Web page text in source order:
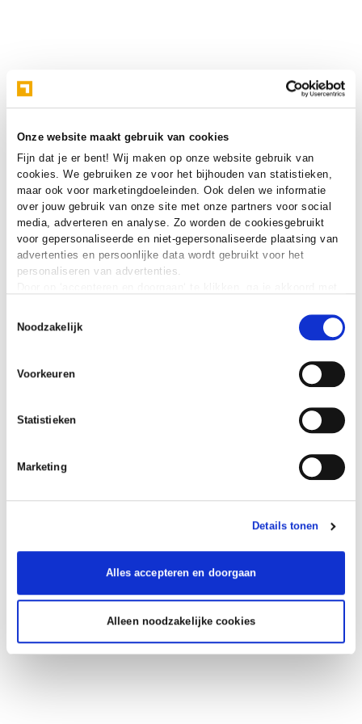
Onze website maakt gebruik van cookies
Fijn dat je er bent! Wij maken op onze website gebruik van
cookies. We gebruiken ze voor het bijhouden van statistieken,
maar ook voor marketingdoeleinden. Ook delen we informatie
over jouw gebruik van onze site met onze partners voor social
media, adverteren en analyse. Zo worden de cookiesgebruikt
voor gepersonaliseerde en niet-gepersonaliseerde plaatsing van
advertenties en persoonlijke data wordt gebruikt voor het
personaliseren van advertenties.
verklaring.
Noodzakelijk
Voorkeuren
Statistieken
Marketing
Details tonen
Alles accepteren en doorgaan
Alleen noodzakelijke cookies